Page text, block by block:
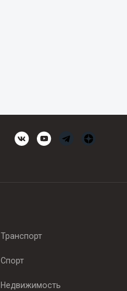
Транспорт
Спорт
Недвижимость